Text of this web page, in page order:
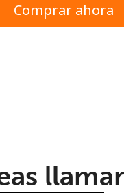
Comprar ahora